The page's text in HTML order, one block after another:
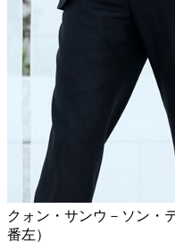
クォン・サンウ－ソン・
番左）